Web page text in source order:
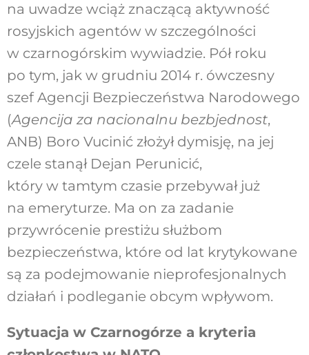
na uwadze wciąż znaczącą aktywność
rosyjskich agentów w szczególności
w czarnogórskim wywiadzie. Pół roku
po tym, jak w grudniu 2014 r. ówczesny
szef Agencji Bezpieczeństwa Narodowego
(Agencija za nacionalnu bezbjednost,
ANB) Boro Vucinić złożył dymisję, na jej
czele stanął Dejan Perunicić,
który w tamtym czasie przebywał już
na emeryturze. Ma on za zadanie
przywrócenie prestiżu służbom
bezpieczeństwa, które od lat krytykowane
są za podejmowanie nieprofesjonalnych
działań i podleganie obcym wpływom.
Sytuacja w Czarnogórze a kryteria